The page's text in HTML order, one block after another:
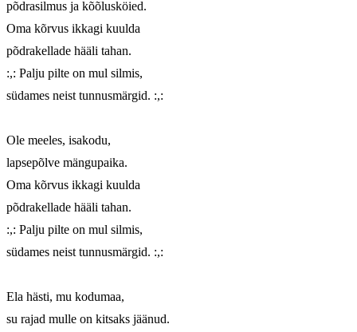
põdrasilmus ja kõõlusköied.
Oma kõrvus ikkagi kuulda
põdrakellade hääli tahan.
:,: Palju pilte on mul silmis,
südames neist tunnusmärgid. :,:
Ole meeles, isakodu,
lapsepõlve mängupaika.
Oma kõrvus ikkagi kuulda
põdrakellade hääli tahan.
:,: Palju pilte on mul silmis,
südames neist tunnusmärgid. :,:
Ela hästi, mu kodumaa,
su rajad mulle on kitsaks jäänud.